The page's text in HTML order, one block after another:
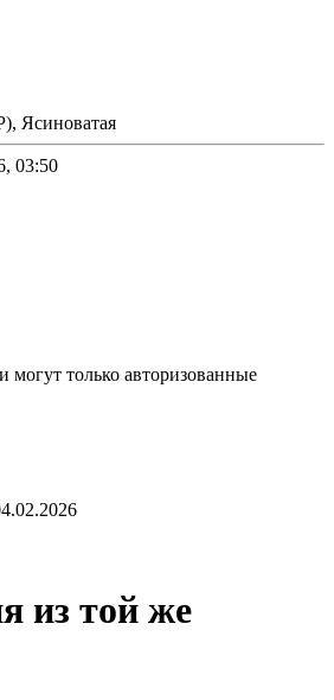
Ясиноватая
03:50
могут только авторизованные
из той же